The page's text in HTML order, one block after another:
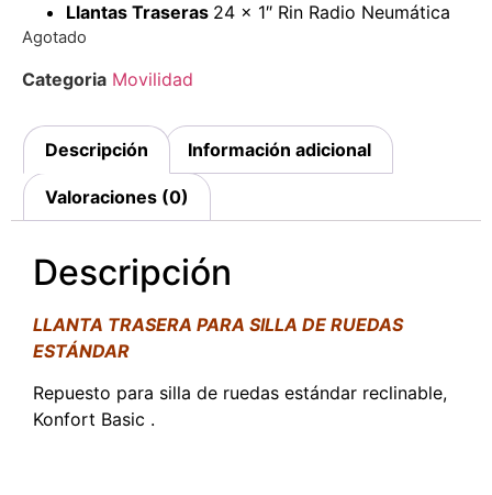
Llantas Traseras 24 x 1″ Rin Radio Neumática
Agotado
Categoria Movilidad
Descripción Información adicional
Valoraciones (0)
Descripción
LLANTA TRASERA PARA SILLA DE RUEDAS
ESTÁNDAR
Repuesto para silla de ruedas estándar reclinable,
Konfort Basic .